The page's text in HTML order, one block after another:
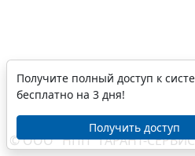
© ООО "НПП "ГАРАНТ-
Получите полный доступ к
бесплатно на 3 дня!
Получить доступ